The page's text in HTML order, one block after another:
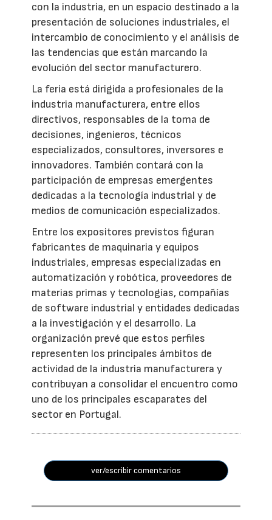
con la industria, en un espacio destinado a la
presentación de soluciones industriales, el
intercambio de conocimiento y el análisis de
las tendencias que están marcando la
evolución del sector manufacturero.
La feria está dirigida a profesionales de la
industria manufacturera, entre ellos
directivos, responsables de la toma de
decisiones, ingenieros, técnicos
especializados, consultores, inversores e
innovadores. También contará con la
participación de empresas emergentes
dedicadas a la tecnología industrial y de
medios de comunicación especializados.
Entre los expositores previstos figuran
fabricantes de maquinaria y equipos
industriales, empresas especializadas en
automatización y robótica, proveedores de
materias primas y tecnologías, compañías
de software industrial y entidades dedicadas
a la investigación y el desarrollo. La
organización prevé que estos perfiles
representen los principales ámbitos de
actividad de la industria manufacturera y
contribuyan a consolidar el encuentro como
uno de los principales escaparates del
sector en Portugal.
ver/escribir comentarios